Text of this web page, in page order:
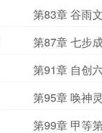
第83章 谷雨
第87章 七步
第91章 自创
第95章 唤神
箭求月票
第99章 甲等